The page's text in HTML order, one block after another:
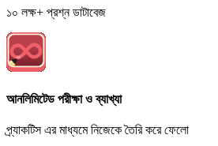
১০ লক্ষ+ প্রশ্ন ডাটাবেজ
আনলিমিটেড পরীক্ষা ও ব্যাখ্যা
প্র্যাকটিস এর মাধ্যমে নিজেকে তৈরি করে ফেলো